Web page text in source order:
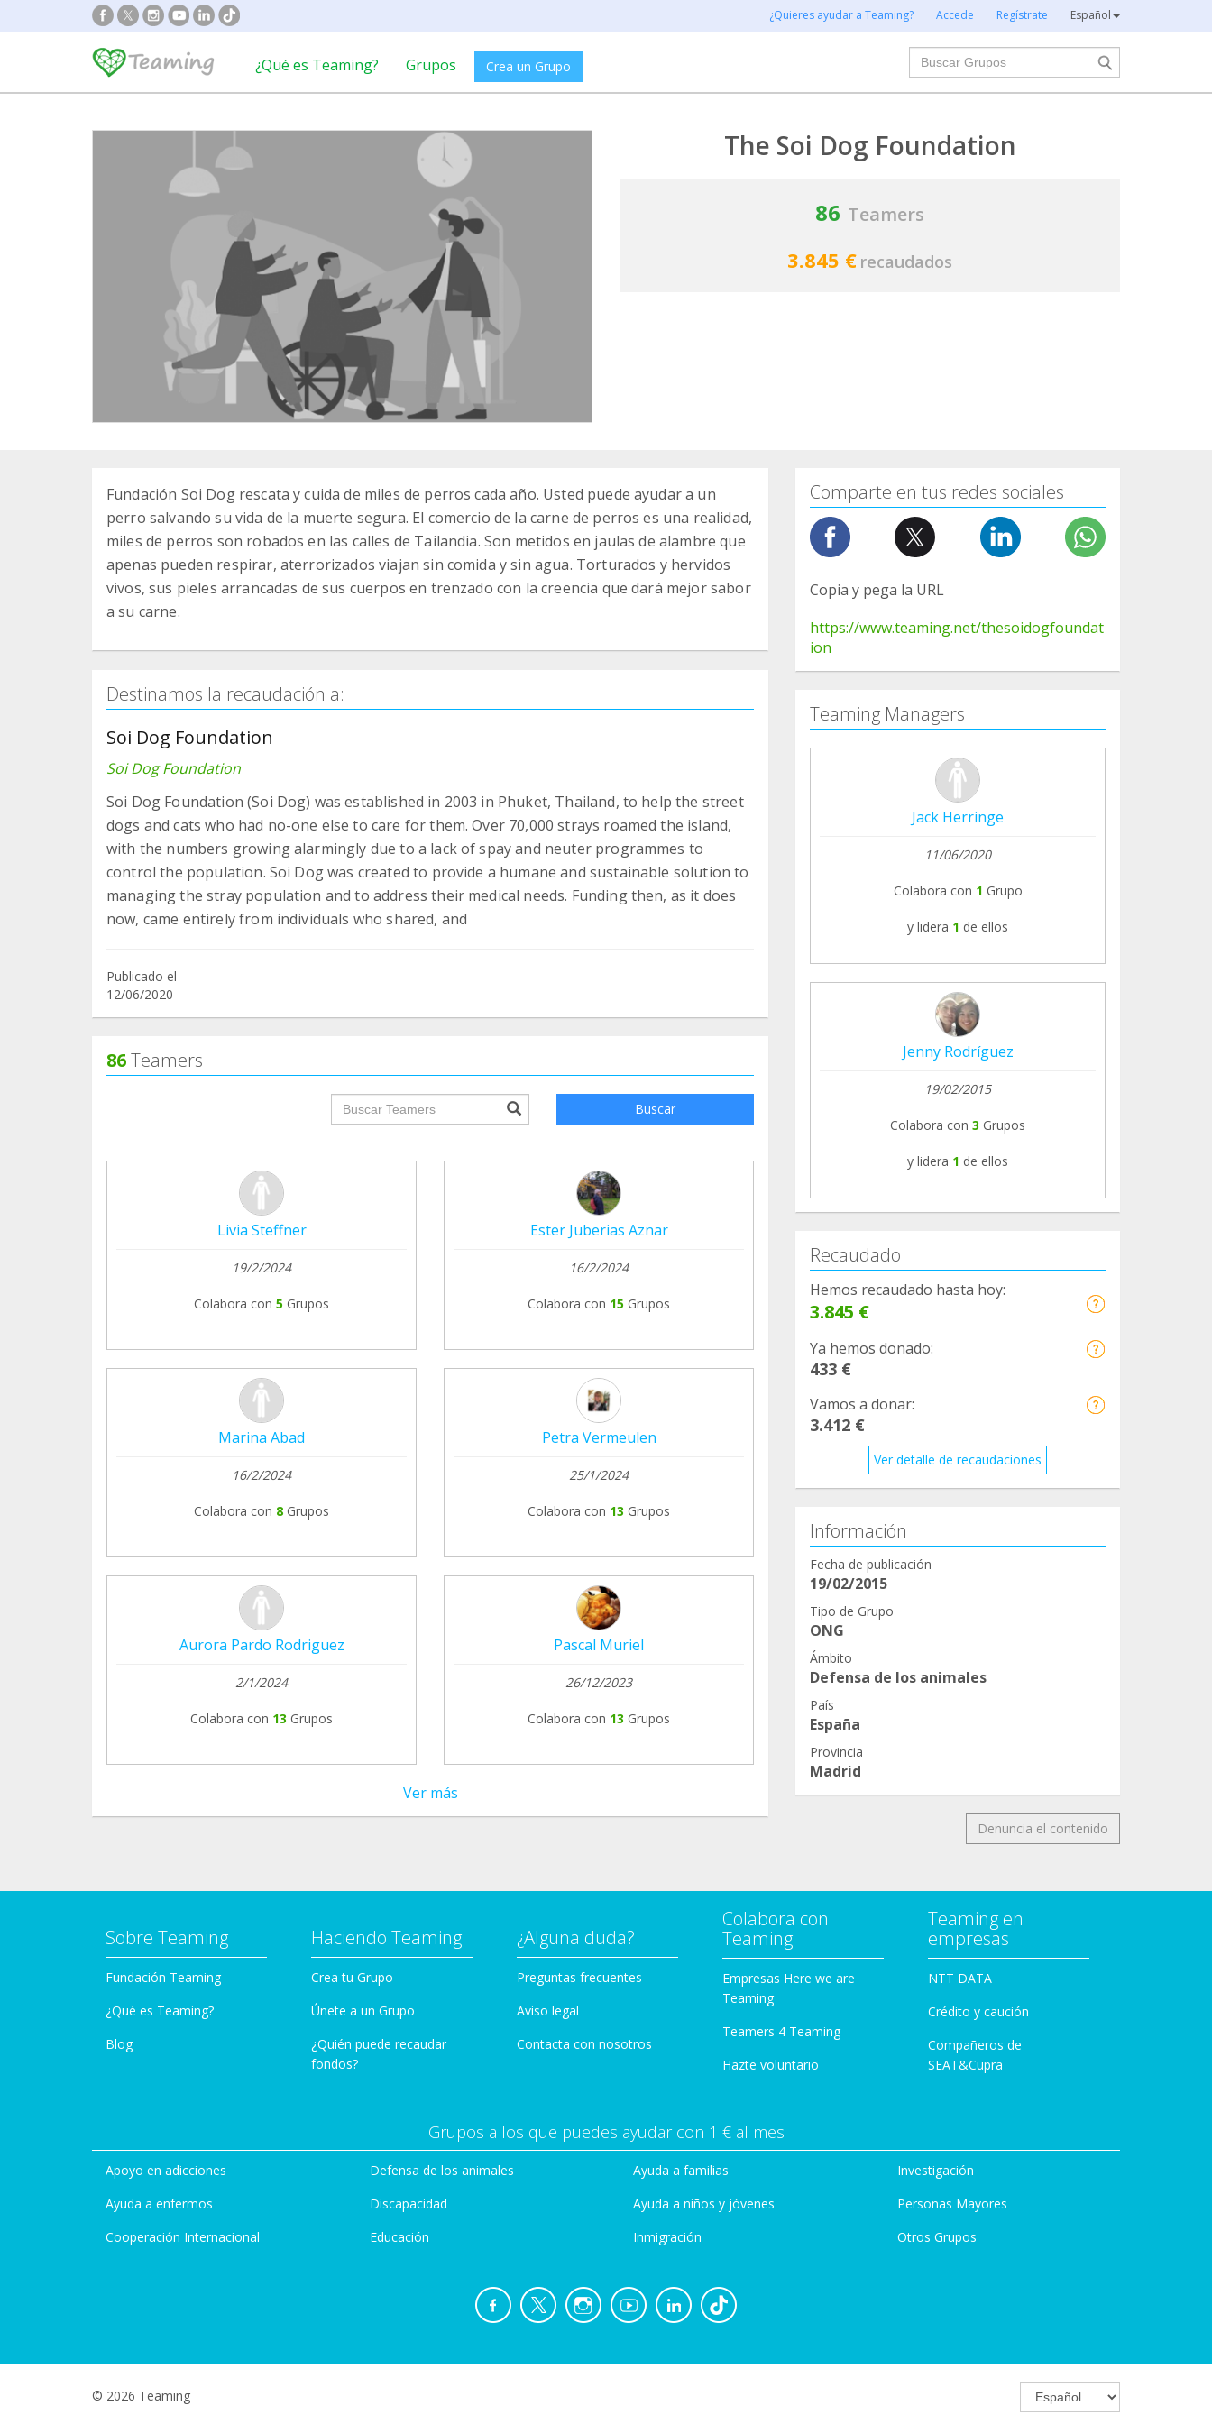
¿Quieres ayudar a Teaming? Accede Regístrate Español
¿Qué es Teaming? Grupos Crea un Grupo
Buscar
The Soi Dog Foundation
86 Teamers
3.845 € recaudados
Fundación Soi Dog rescata y cuida de miles de perros cada año. Usted puede ayudar a un
perro salvando su vida de la muerte segura. El comercio de la carne de perros es una realidad,
miles de perros son robados en las calles de Tailandia. Son metidos en jaulas de alambre que
apenas pueden respirar, aterrorizados viajan sin comida y sin agua. Torturados y hervidos
vivos, sus pieles arrancadas de sus cuerpos en trenzado con la creencia que dará mejor sabor
a su carne.
Destinamos la recaudación a:
Soi Dog Foundation
Soi Dog Foundation
Soi Dog Foundation (Soi Dog) was established in 2003 in Phuket, Thailand, to help the street
dogs and cats who had no-one else to care for them. Over 70,000 strays roamed the island,
with the numbers growing alarmingly due to a lack of spay and neuter programmes to
control the population. Soi Dog was created to provide a humane and sustainable solution to
managing the stray population and to address their medical needs. Funding then, as it does
now, came entirely from individuals who shared, and
Publicado el
12/06/2020
86Teamers
groupProfile.searchForm.search.text??? Buscar
Livia Steffner
19/2/2024
Colabora con 5 Grupos
Ester Juberias Aznar
16/2/2024
Colabora con 15 Grupos
Marina Abad
16/2/2024
Colabora con 8 Grupos
Petra Vermeulen
25/1/2024
Colabora con 13 Grupos
Aurora Pardo Rodriguez
2/1/2024
Colabora con 13 Grupos
Pascal Muriel
26/12/2023
Colabora con 13 Grupos
Ver más
Comparte en tus redes sociales
Copia y pega la URL
https://www.teaming.net/thesoidogfoundat
ion
Teaming Managers
Jack Herringe
11/06/2020
Colabora con 1 Grupo
y lidera 1 de ellos
Jenny Rodríguez
19/02/2015
Colabora con 3 Grupos
y lidera 1 de ellos
Recaudado
Hemos recaudado hasta hoy:
3.845 €
Ya hemos donado:
433 €
Vamos a donar:
3.412 €
Ver detalle de recaudaciones
Información
Fecha de publicación
19/02/2015
Tipo de Grupo
ONG
Ámbito
Defensa de los animales
País
España
Provincia
Madrid
Denuncia el contenido
Sobre Teaming
Fundación Teaming
¿Qué es Teaming?
Blog
Haciendo Teaming
Crea tu Grupo
Únete a un Grupo
¿Quién puede recaudar
fondos?
¿Alguna duda?
Preguntas frecuentes
Aviso legal
Contacta con nosotros
Colabora con
Teaming
Empresas Here we are
Teaming
Teamers 4 Teaming
Hazte voluntario
Teaming en
empresas
NTT DATA
Crédito y caución
Compañeros de
SEAT&Cupra
Grupos a los que puedes ayudar con 1 € al mes
Apoyo en adicciones
Ayuda a enfermos
Cooperación Internacional
Defensa de los animales
Discapacidad
Educación
Ayuda a familias
Ayuda a niños y jóvenes
Inmigración
Investigación
Personas Mayores
Otros Grupos
© 2026 Teaming